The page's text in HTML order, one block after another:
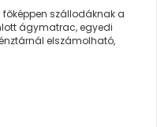
szállodáknak a
ágymatrac, egyedi
elszámolható,